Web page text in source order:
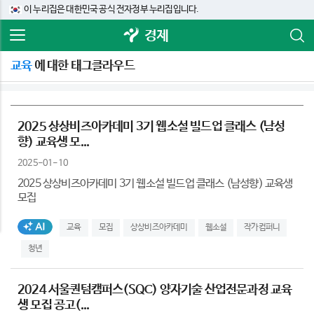
이 누리집은 대한민국 공식 전자정부 누리집입니다.
경제
교육에 대한 태그클라우드
2025 상상비즈아카데미 3기 웹소설 빌드업 클래스 (남성
향) 교육생 모...
2025-01-10
2025 상상비즈아카데미 3기 웹소설 빌드업 클래스 (남성향) 교육생
모집
AI생성태그 교육 모집 상상비즈아카데미 웹소설 작가컴퍼니
청년
2024 서울퀀텀캠퍼스(SQC) 양자기술 산업전문과정 교육
생 모집 공고(...